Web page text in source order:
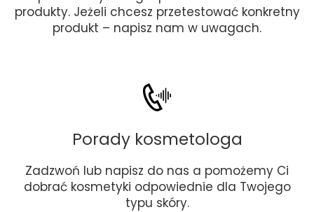
produkty. Jeżeli chcesz przetestować konkretny
produkt – napisz nam w uwagach.
Porady kosmetologa
Zadzwoń lub napisz do nas a pomożemy Ci
dobrać kosmetyki odpowiednie dla Twojego
typu skóry.